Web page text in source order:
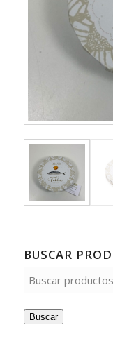
BUSCAR
Buscar